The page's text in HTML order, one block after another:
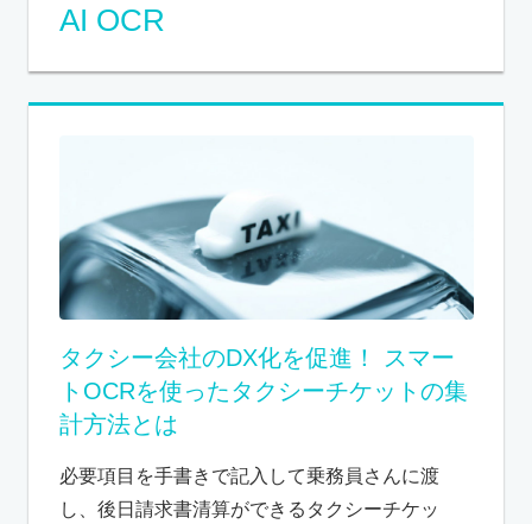
AI OCR
タクシー会社のDX化を促進！ スマー
トOCRを使ったタクシーチケットの集
計方法とは
必要項目を手書きで記入して乗務員さんに渡
し、後日請求書清算ができるタクシーチケッ